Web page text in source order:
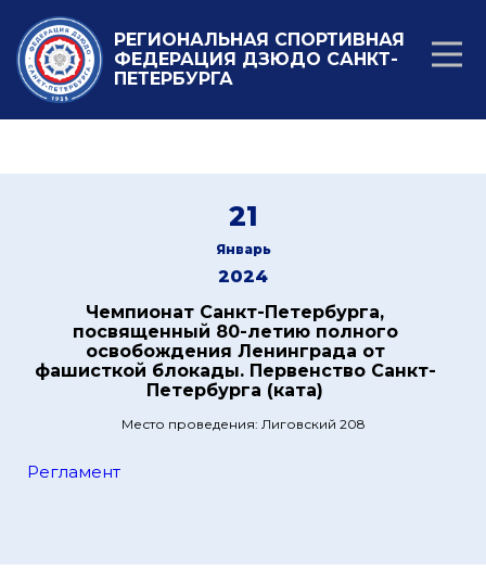
РЕГИОНАЛЬНАЯ СПОРТИВНАЯ
ФЕДЕРАЦИЯ ДЗЮДО САНКТ-
ПЕТЕРБУРГА
21
Январь
2024
Чемпионат Санкт-Петербурга,
посвященный 80-летию полного
освобождения Ленинграда от
фашисткой блокады. Первенство Санкт-
Петербурга (ката)
Место проведения: Лиговский 208
Регламент